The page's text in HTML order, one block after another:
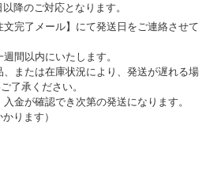
降のご対応となります。
完了メール】にて発送日をご連絡させて
間以内にいたします。
または在庫状況により、発送が遅れる場
了承ください。
金が確認でき次第の発送になります。
ります）